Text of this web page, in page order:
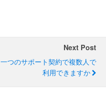
Next Post
一つのサポート契約で複数人で
利用できますか